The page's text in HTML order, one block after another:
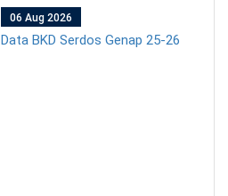
06 Aug 2026
Data BKD Serdos Genap 25-26